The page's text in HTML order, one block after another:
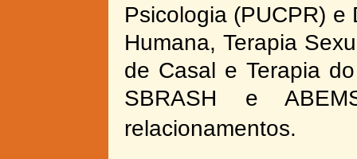
Psicologia (PUCPR)
Humana, Terapia
de Casal e Terapia
SBRASH e
relacionamentos.